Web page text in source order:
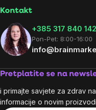
Kontakt
+385 317 840 142
Pon-Pet: 8:00-16:00
Pretplatite se na
i primajte savjete za zdrav
informacije o novim